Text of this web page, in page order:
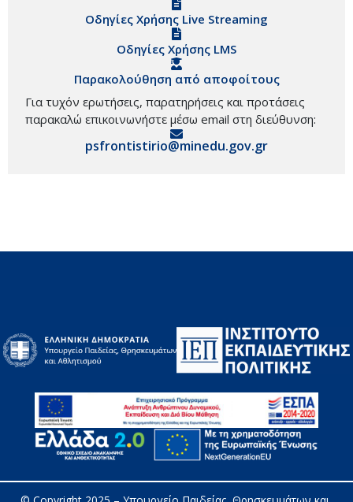
Οδηγίες Χρήσης Live Streaming
Οδηγίες Χρήσης LMS
Παρακολούθηση από αποφοίτους
Για τυχόν ερωτήσεις, παρατηρήσεις και προτάσεις
παρακαλώ επικοινωνήστε μέσω email στη διεύθυνση:
psfrontistirio@minedu.gov.gr